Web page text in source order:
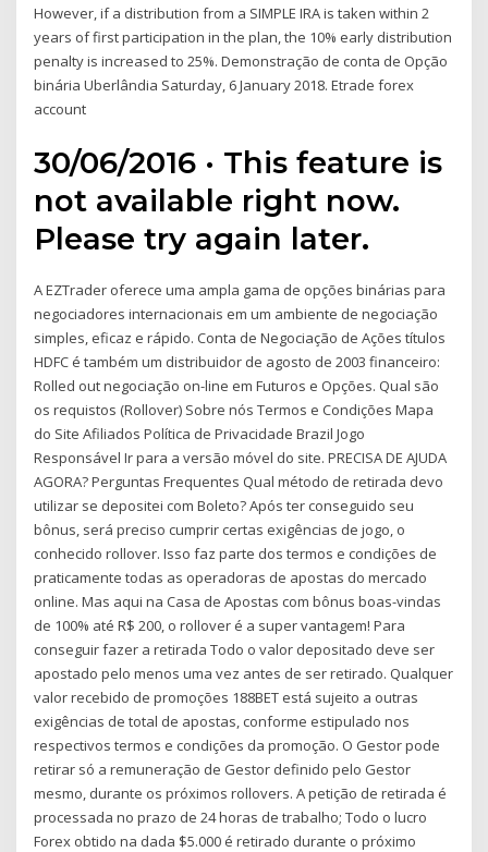
However, if a distribution from a SIMPLE IRA is taken within 2
years of first participation in the plan, the 10% early distribution
penalty is increased to 25%. Demonstração de conta de Opção
binária Uberlândia Saturday, 6 January 2018. Etrade forex
account
30/06/2016 · This feature is
not available right now.
Please try again later.
A EZTrader oferece uma ampla gama de opções binárias para
negociadores internacionais em um ambiente de negociação
simples, eficaz e rápido. Conta de Negociação de Ações títulos
HDFC é também um distribuidor de agosto de 2003 financeiro:
Rolled out negociação on-line em Futuros e Opções. Qual são
os requistos (Rollover) Sobre nós Termos e Condições Mapa
do Site Afiliados Política de Privacidade Brazil Jogo
Responsável Ir para a versão móvel do site. PRECISA DE AJUDA
AGORA? Perguntas Frequentes Qual método de retirada devo
utilizar se depositei com Boleto? Após ter conseguido seu
bônus, será preciso cumprir certas exigências de jogo, o
conhecido rollover. Isso faz parte dos termos e condições de
praticamente todas as operadoras de apostas do mercado
online. Mas aqui na Casa de Apostas com bônus boas-vindas
de 100% até R$ 200, o rollover é a super vantagem! Para
conseguir fazer a retirada Todo o valor depositado deve ser
apostado pelo menos uma vez antes de ser retirado. Qualquer
valor recebido de promoções 188BET está sujeito a outras
exigências de total de apostas, conforme estipulado nos
respectivos termos e condições da promoção. O Gestor pode
retirar só a remuneração de Gestor definido pelo Gestor
mesmo, durante os próximos rollovers. A petição de retirada é
processada no prazo de 24 horas de trabalho; Todo o lucro
Forex obtido na dada $5.000 é retirado durante o próximo